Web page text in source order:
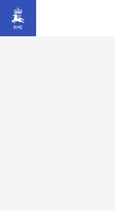
Gå til hovedinnhold